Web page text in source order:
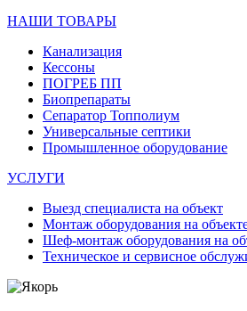
НАШИ ТОВАРЫ
Канализация
Кессоны
ПОГРЕБ ПП
Биопрепараты
Сепаратор Топполиум
Универсальные септики
Промышленное оборудование
УСЛУГИ
Выезд специалиста на объект
Монтаж оборудования на
Шеф-монтаж оборудования на
Техническое и сервисное